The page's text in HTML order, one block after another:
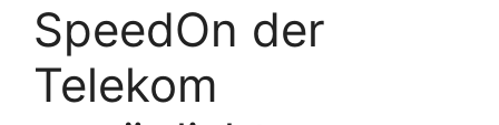
SpeedOn der
Telekom